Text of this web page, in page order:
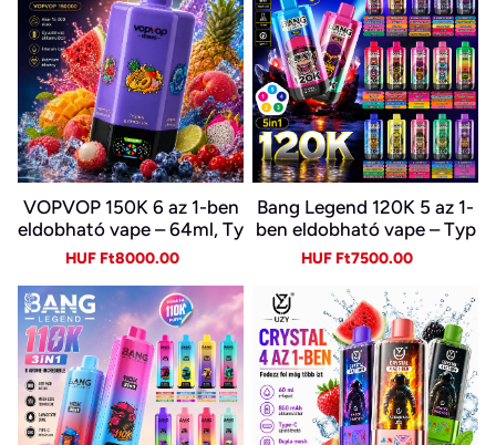
VOPVOP 150K 6 az 1-ben
eldobható vape – 64ml, Ty
pe-C, LED kijelző
Sale
HUF Ft8000.00
Bang Legend 120K 5 az 1-
ben eldobható vape – Typ
e-C, LED kijelző
Sale
HUF Ft7500.00